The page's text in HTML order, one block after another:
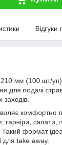
Відгуки
210 мм (100 шт/
для подачі
комфортно
гарніри, салати,
Такий формат
для take away.